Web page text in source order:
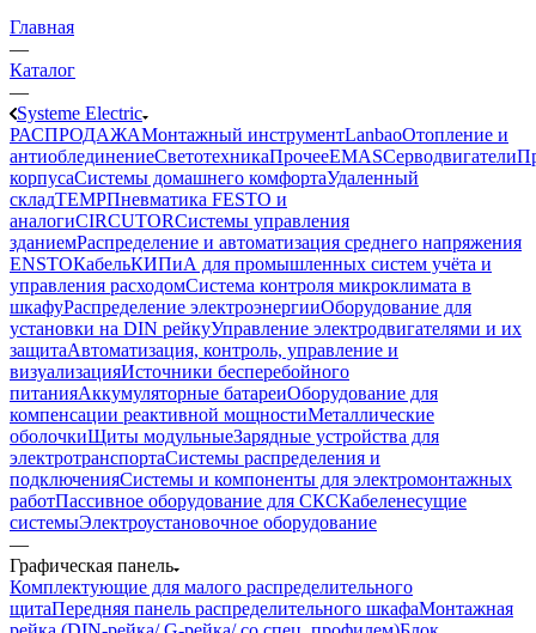
Главная
—
Каталог
—
Systeme Electric
РАСПРОДАЖАМонтажный инструментLanbaoОтопление и
антиоблединениеСветотехникаПрочееEMASCерводвигатели
корпусаСистемы домашнего комфортаУдаленный
складTEMPПневматика FESTO и
аналогиCIRCUTORСистемы управления
зданиемРаспределение и автоматизация среднего напряжения
ENSTOКабельКИПиА для промышленных систем учёта и
управления расходомСистема контроля микроклимата в
шкафуРаспределение электроэнергииОборудование для
установки на DIN рейкуУправление электродвигателями и их
защитаАвтоматизация, контроль, управление и
визуализацияИсточники бесперебойного
питанияАккумуляторные батареиОборудование для
компенсации реактивной мощностиМеталлические
оболочкиЩиты модульныеЗарядные устройства для
электротранспортаСистемы распределения и
подключенияСистемы и компоненты для электромонтажных
работПассивное оборудование для СКСКабеленесущие
системыЭлектроустановочное оборудование
—
Графическая панель
Комплектующие для малого распределительного
щитаПередняя панель распределительного шкафаМонтажная